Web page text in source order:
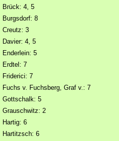
Brück: 4, 5
Burgsdorf: 8
Creutz: 3
Davier: 4, 5
Enderlein: 5
Erdtel: 7
Friderici: 7
Fuchs v. Fuchsberg, Graf v.: 7
Gottschalk: 5
Grauschwitz: 2
Hartig: 6
Hartitzsch: 6